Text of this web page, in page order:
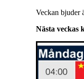
Veckan bjuder
Nästa veckas